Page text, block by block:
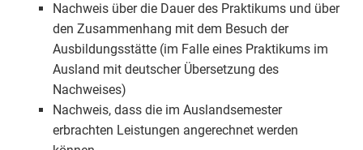
Nachweis über die Dauer des Praktikums und über
den Zusammenhang mit dem Besuch der
Ausbildungsstätte (im Falle eines Praktikums im
Ausland mit deutscher Übersetzung des
Nachweises)
Nachweis, dass die im Auslandsemester
erbrachten Leistungen angerechnet werden